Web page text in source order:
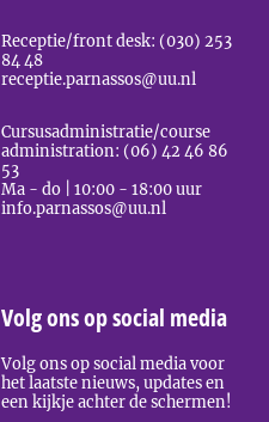
Receptie/front desk: (030) 253
84 48
receptie.parnassos@uu.nl
Cursusadministratie/course
administration: (06) 42 46 86
53
Ma - do | 10:00 - 18:00 uur
info.parnassos@uu.nl
Volg ons op social media
Volg ons op social media voor
het laatste nieuws, updates en
een kijkje achter de schermen!